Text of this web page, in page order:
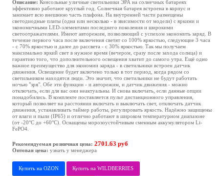
Описание: Консольные уличные светильники ЭРА на солнечных батареях
эффективно работают круглый год. Солнечная батарея встроена в корпус и
занимает всю внешнюю часть плафона. На внутренней части размещены
светодиодные платы (одна или несколько - в звисимости от модели) с яркими и
экономичными LED-элементами последнего поколения и широкими
светоотражателями. Имеют авторежим, позволяющий с успехом экономить заряд. В
течение первого часа после включения светят со 100% яркостью, следующие 3 часа
- с 70% яркостью и далее до рассвета - с 30% яркостью. Так мы получаем
максимально яркий свет в нужное время (вечером, сразу после захода солнца) и
гарантию того, что дополнительного освещения хватит до самого утра. Ещё одно
важное преимущество для экономии заряда - в светильники встроен датчик
движения. Освещение будет включено только в тот период, когда рядом со
светильником находятся люди. Это значит, что светильники не будут работать
ночью "зря". Обе эти функции - и авторежим, и датчик движения - можно
отключать, если для вас они неактуальны. И снова включать, если данные опции
понадобились. В комплекте поставляется пульт дистанционного управления,
который позволяет на расстоянии включать и выключать свет, отключать датчик
движения, устанавливать таймер работы, регулировать яркость. Надёжно защищены
от влаги и пыли (IP65) и отлично работают в широком температурном диапазоне
(от -20°C до +60°C). Оснащены морозоустойчивым сменным аккумулятором Li-
FePO4.
Рекомендуемая розничная цена: 2701.63 руб
Оптовая цена: узнать у менеджера
Купить на OZON Купить на WILDBERRIES